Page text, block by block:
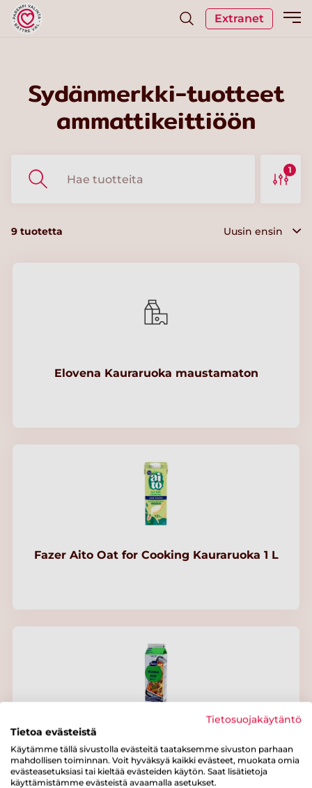
Extranet
Sydänmerkki-tuotteet
ammattikeittiöön
1
9 tuotetta
Elovena Kauraruoka maustamaton
Fazer Aito Oat for Cooking Kauraruoka 1 L
Valio Ruoka 15 % 1 l laktoositon
Tietosuojakäytäntö
Tietoa evästeistä
Käytämme tällä sivustolla evästeitä taataksemme sivuston parhaan
mahdollisen toiminnan. Voit hyväksyä kaikki evästeet, muokata omia
evästeasetuksiasi tai kieltää evästeiden käytön. Saat lisätietoja
käyttämistämme evästeistä avaamalla asetukset.